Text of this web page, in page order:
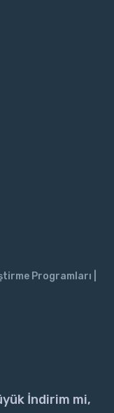
Programları |
İndirim mi,